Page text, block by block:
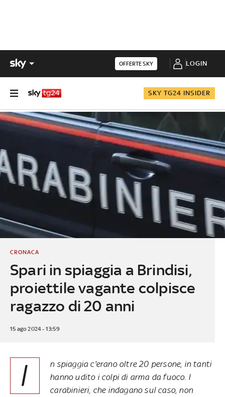
OFFERTE SKY LOGIN
SKY TG24 INSIDER
Spari in spiaggia a Brindisi,
proiettile vagante colpisce
ragazzo di 20 anni
CRONACA
15 ago 2024 - 13:59
I
n spiaggia c'erano oltre 20 persone, in tanti
hanno udito i colpi di arma da fuoco. I
carabinieri, che indagano sul caso, non